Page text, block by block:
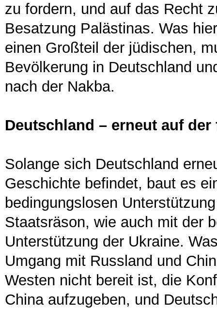
zu fordern, und auf das Recht
Besatzung Palästinas. Was
einen Großteil der jüdischen,
Bevölkerung in Deutschland
nach der Nakba.
Deutschland – erneut auf
Solange sich Deutschland
Geschichte befindet, baut es
bedingungslosen
Staatsräson, wie auch mit der
Unterstützung der Ukraine.
Umgang mit Russland und
Westen nicht bereit ist, die
China aufzugeben, und